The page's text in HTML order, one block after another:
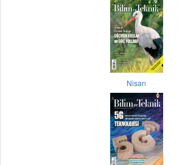
Nisan